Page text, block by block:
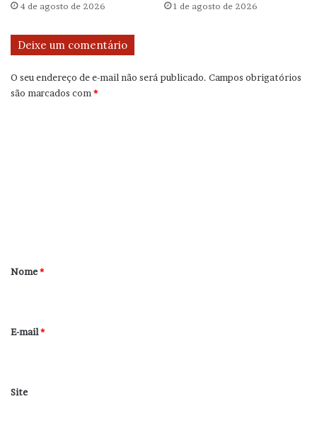
4 de agosto de 2026 1 de agosto de 2026
Deixe um comentário
O seu endereço de e-mail não será publicado. Campos obrigatórios
são marcados com*
r
*
Nome*
E-mail*
Site